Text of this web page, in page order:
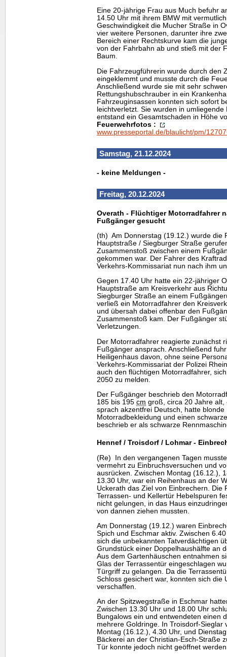
Eine 20-jährige Frau aus Much befuhr
14.50 Uhr mit ihrem BMW mit
Geschwindigkeit die Mucher Straße in
vier weitere Personen, darunter ihre
Bereich einer Rechtskurve kam die
von der Fahrbahn ab und stieß mit der
Baum.
Die Fahrzeugführerin wurde durch den
eingeklemmt und musste durch die
Anschließend wurde sie mit sehr
Rettungshubschrauber in ein
Fahrzeuginsassen konnten sich sofort
leichtverletzt. Sie wurden in umliegende
entstand ein Gesamtschaden in Höhe
Feuerwehrfotos :
www.presseportal.de/blaulicht/pm/
Samstag, 21.12.2024
- keine Meldungen -
Freitag, 20.12.2024
Overath - Flüchtiger Motorradfahrer
Fußgänger gesucht
(th) Am Donnerstag (19.12.) wurde die
Hauptstraße / Siegburger Straße
Zusammenstoß zwischen einem
gekommen war. Der Fahrer des
Verkehrs-Kommissariat nun nach ihm
Gegen 17.40 Uhr hatte ein 22-jähriger
Hauptstraße am Kreisverkehr aus
Siegburger Straße an einem
verließ ein Motorradfahrer den
und übersah dabei offenbar den
Zusammenstoß kam. Der Fußgänger
Verletzungen.
Der Motorradfahrer reagierte zunächst
Fußgänger ansprach. Anschließend
Heiligenhaus davon, ohne seine
Verkehrs-Kommissariat der Polizei
auch den flüchtigen Motorradfahrer,
2050 zu melden.
Der Fußgänger beschrieb den
185 bis 195 cm groß, circa 20 Jahre alt,
sprach akzentfrei Deutsch, hatte
Motorradbekleidung und einen
beschrieb er als schwarze
Hennef / Troisdorf / Lohmar -
(Re) In den vergangenen Tagen
vermehrt zu Einbruchsversuchen und
ausrücken. Zwischen Montag (16.12.),
13.30 Uhr, war ein Reihenhaus an der
Uckerath das Ziel von Einbrechern. Die
Terrassen- und Kellertür Hebelspuren
nicht gelungen, in das Haus
von dannen ziehen mussten.
Am Donnerstag (19.12.) waren
Spich und Eschmar aktiv. Zwischen
sich die unbekannten Tatverdächtigen
Grundstück einer Doppelhaushälfte an
Aus dem Gartenhäuschen entnahmen
Glas der Terrassentür eingeschlagen
Türgriff zu gelangen. Da die
Schloss gesichert war, konnten sich die
verschaffen.
An der Spitzwegstraße in Eschmar
Zwischen 13.30 Uhr und 18.00 Uhr
Bungalows ein und entwendeten einen
mehrere Goldringe. In Troisdorf-Sieglar
Montag (16.12.), 4.30 Uhr, und
Bäckerei an der Christian-Esch-Straße
Tür konnte jedoch nicht geöffnet